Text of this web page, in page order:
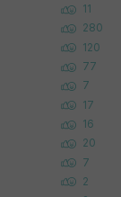
11
280
120
77
7
17
16
20
7
2